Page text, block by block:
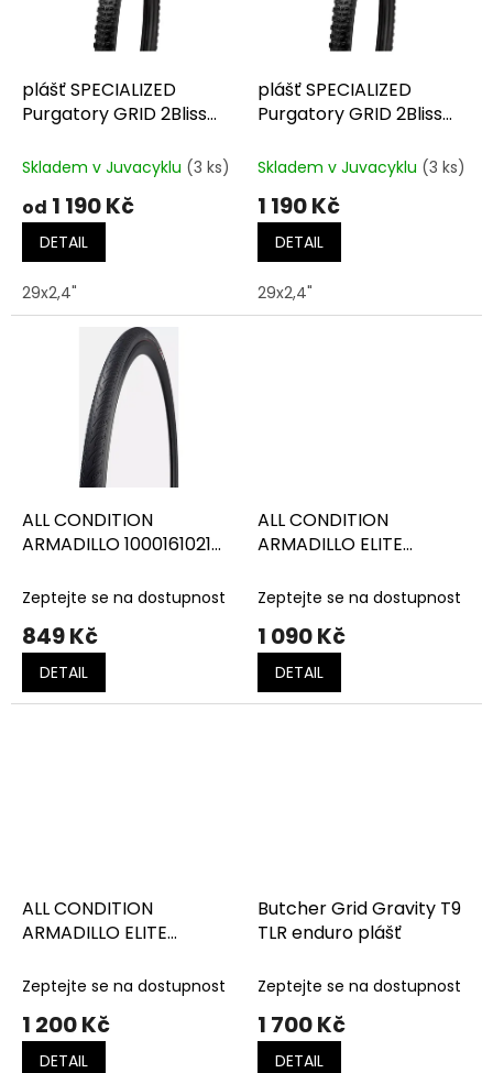
dplášť SPECIALIZED
Purgatory GRID 2Bliss
Skladem v Juvacyklu (3 ks)
od 1 190 Kč
DETAIL
29x2,4"
plášť SPECIALIZED
Purgatory GRID 2Bliss
Skladem v Juvacyklu (3 ks)
1 190 Kč
DETAIL
29x2,4"
ALL CONDITION
ARMADILLO 1000161021
Zeptejte se na dostupnost
849 Kč
DETAIL
ALL CONDITION
ARMADILLO ELITE
Zeptejte se na dostupnost
1 090 Kč
DETAIL
ALL CONDITION
ARMADILLO ELITE
black
Zeptejte se na dostupnost
1 200 Kč
DETAIL
Butcher Grid Gravity T9
TLR enduro plášť
Zeptejte se na dostupnost
1 700 Kč
DETAIL